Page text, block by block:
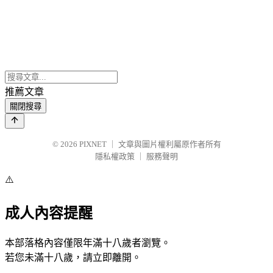
推薦文章
關閉搜尋
© 2026 PIXNET
文章與圖片權利屬原作者所有
隱私權政策
服務聲明
⚠️
成人內容提醒
本部落格內容僅限年滿十八歲者瀏覽。
若您未滿十八歲，請立即離開。